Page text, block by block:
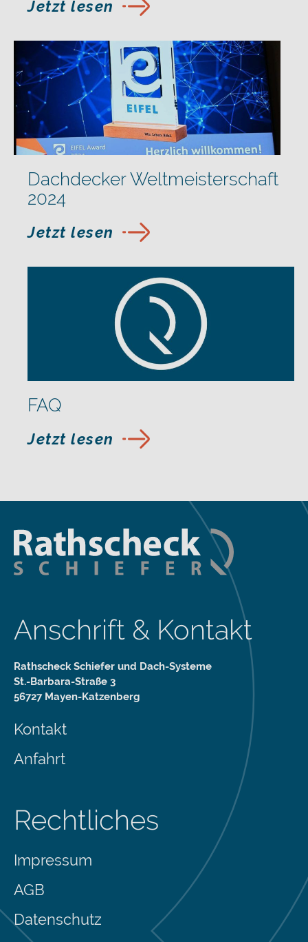
Jetzt lesen
Dachdecker Weltmeisterschaft
2024
Jetzt lesen
FAQ
Jetzt lesen
Anschrift & Kontakt
Rathscheck Schiefer und Dach-Systeme
St.-Barbara-Straße 3
56727 Mayen-Katzenberg
Kontakt
Anfahrt
Rechtliches
Impressum
AGB
Datenschutz